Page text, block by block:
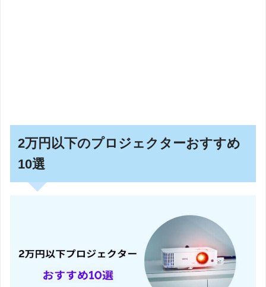
2万円以下のプロジェクターおすすめ
10選